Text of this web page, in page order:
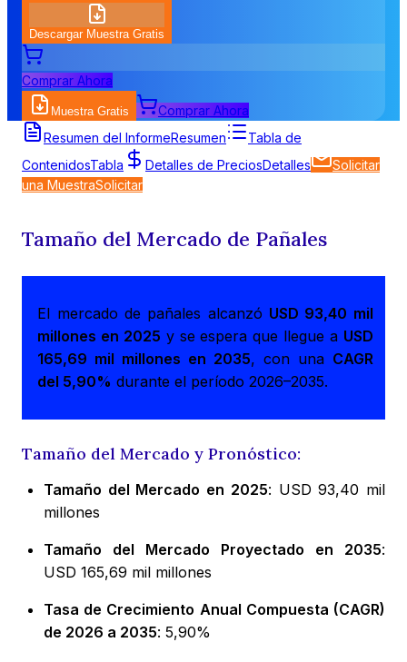
Descargar Muestra Gratis
Comprar Ahora
Muestra Gratis
Comprar Ahora
Resumen del InformeResumen
Tabla de
ContenidosTabla Detalles de PreciosDetalles
Solicitar
una MuestraSolicitar
Tamaño del Mercado de Pañales
El mercado de pañales alcanzó USD 93,40 mil
millones en 2025 y se espera que llegue a USD
165,69 mil millones en 2035, con una CAGR
del 5,90% durante el período 2026–2035.
Tamaño del Mercado y Pronóstico:
Tamaño del Mercado en 2025: USD 93,40 mil
millones
Tamaño del Mercado Proyectado en 2035:
USD 165,69 mil millones
Tasa de Crecimiento Anual Compuesta (CAGR)
de 2026 a 2035: 5,90%